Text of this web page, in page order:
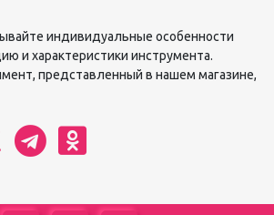
индивидуальные особенности
и характеристики инструмента.
представленный в нашем магазине,